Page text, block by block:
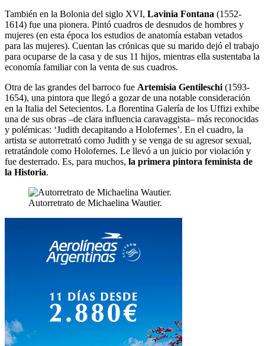
También en la Bolonia del siglo XVI, Lavinia Fontana (1552-
1614) fue una pionera. Pintó cuadros de desnudos de hombres y
mujeres (en esta época los estudios de anatomía estaban vetados
para las mujeres). Cuentan las crónicas que su marido dejó el trabajo
para ocuparse de la casa y de sus 11 hijos, mientras ella sustentaba la
economía familiar con la venta de sus cuadros.
Otra de las grandes del barroco fue Artemisia Gentileschi (1593-
1654), una pintora que llegó a gozar de una notable consideración
en la Italia del Setecientos. La florentina Galería de los Uffizi exhibe
una de sus obras –de clara influencia caravaggista– más reconocidas
y polémicas: ‘Judith decapitando a Holofernes’. En el cuadro, la
artista se autorretrató como Judith y se venga de su agresor sexual,
retratándole como Holofernes. Le llevó a un juicio por violación y
fue desterrado. Es, para muchos, la primera pintora feminista de
la Historia.
Autorretrato de Michaelina Wautier.